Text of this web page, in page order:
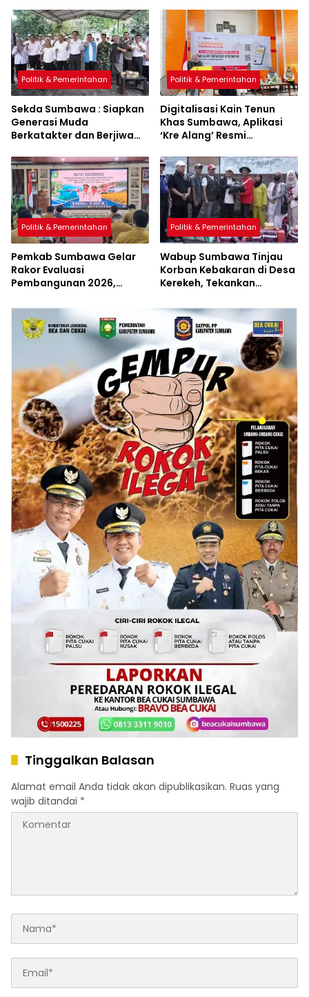
Politik & Pemerintahan
Sekda Sumbawa : Siapkan
Generasi Muda
Berkatakter dan Berjiwa
Politik & Pemerintahan
Digitalisasi Kain Tenun
Khas Sumbawa, Aplikasi
‘Kre Alang’ Resmi
Politik & Pemerintahan
Pemkab Sumbawa Gelar
Rakor Evaluasi
Pembangunan 2026,
Perubahan Resmi
Diluncurkan
Politik & Pemerintahan
Wabup Sumbawa Tinjau
Korban Kebakaran di Desa
Kerekeh, Tekankan
Tinggalkan Balasan
Alamat email Anda tidak akan dipublikasikan. Ruas yang
wajib ditandai *